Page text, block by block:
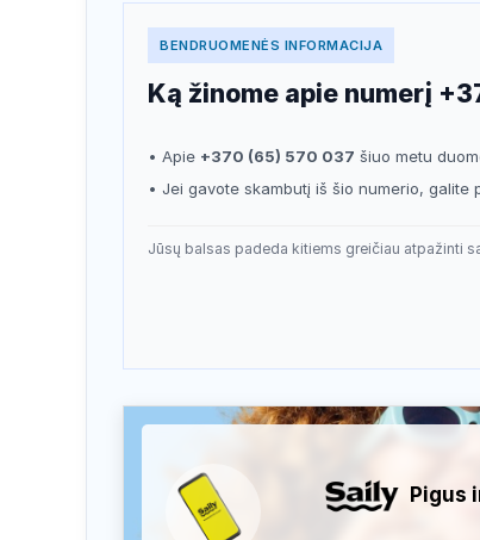
BENDRUOMENĖS INFORMACIJA
Ką žinome apie numerį
• Apie +370 (65) 570 037 šiuo metu
• Jei gavote skambutį iš šio numerio, galite
Jūsų balsas padeda kitiems greičiau atpažinti
Pigus